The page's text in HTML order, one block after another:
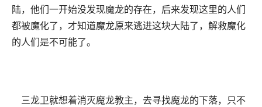
陆，他们一开始没发现魔龙的存在，后来发现这里的人们
都被魔化了，才知道魔龙原来逃进这块大陆了，解救魔化
的人们是不可能了。
三龙卫就想着消灭魔龙教主，去寻找魔龙的下落，只不